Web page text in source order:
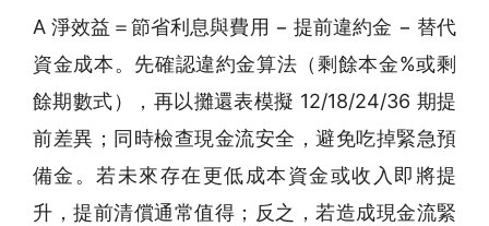
A 淨效益＝節省利息與費用 − 提前違約金 − 替代
資金成本。先確認違約金算法（剩餘本金%或剩
餘期數式），再以攤還表模擬 12/18/24/36 期提
前差異；同時檢查現金流安全，避免吃掉緊急預
備金。若未來存在更低成本資金或收入即將提
升，提前清償通常值得；反之，若造成現金流緊